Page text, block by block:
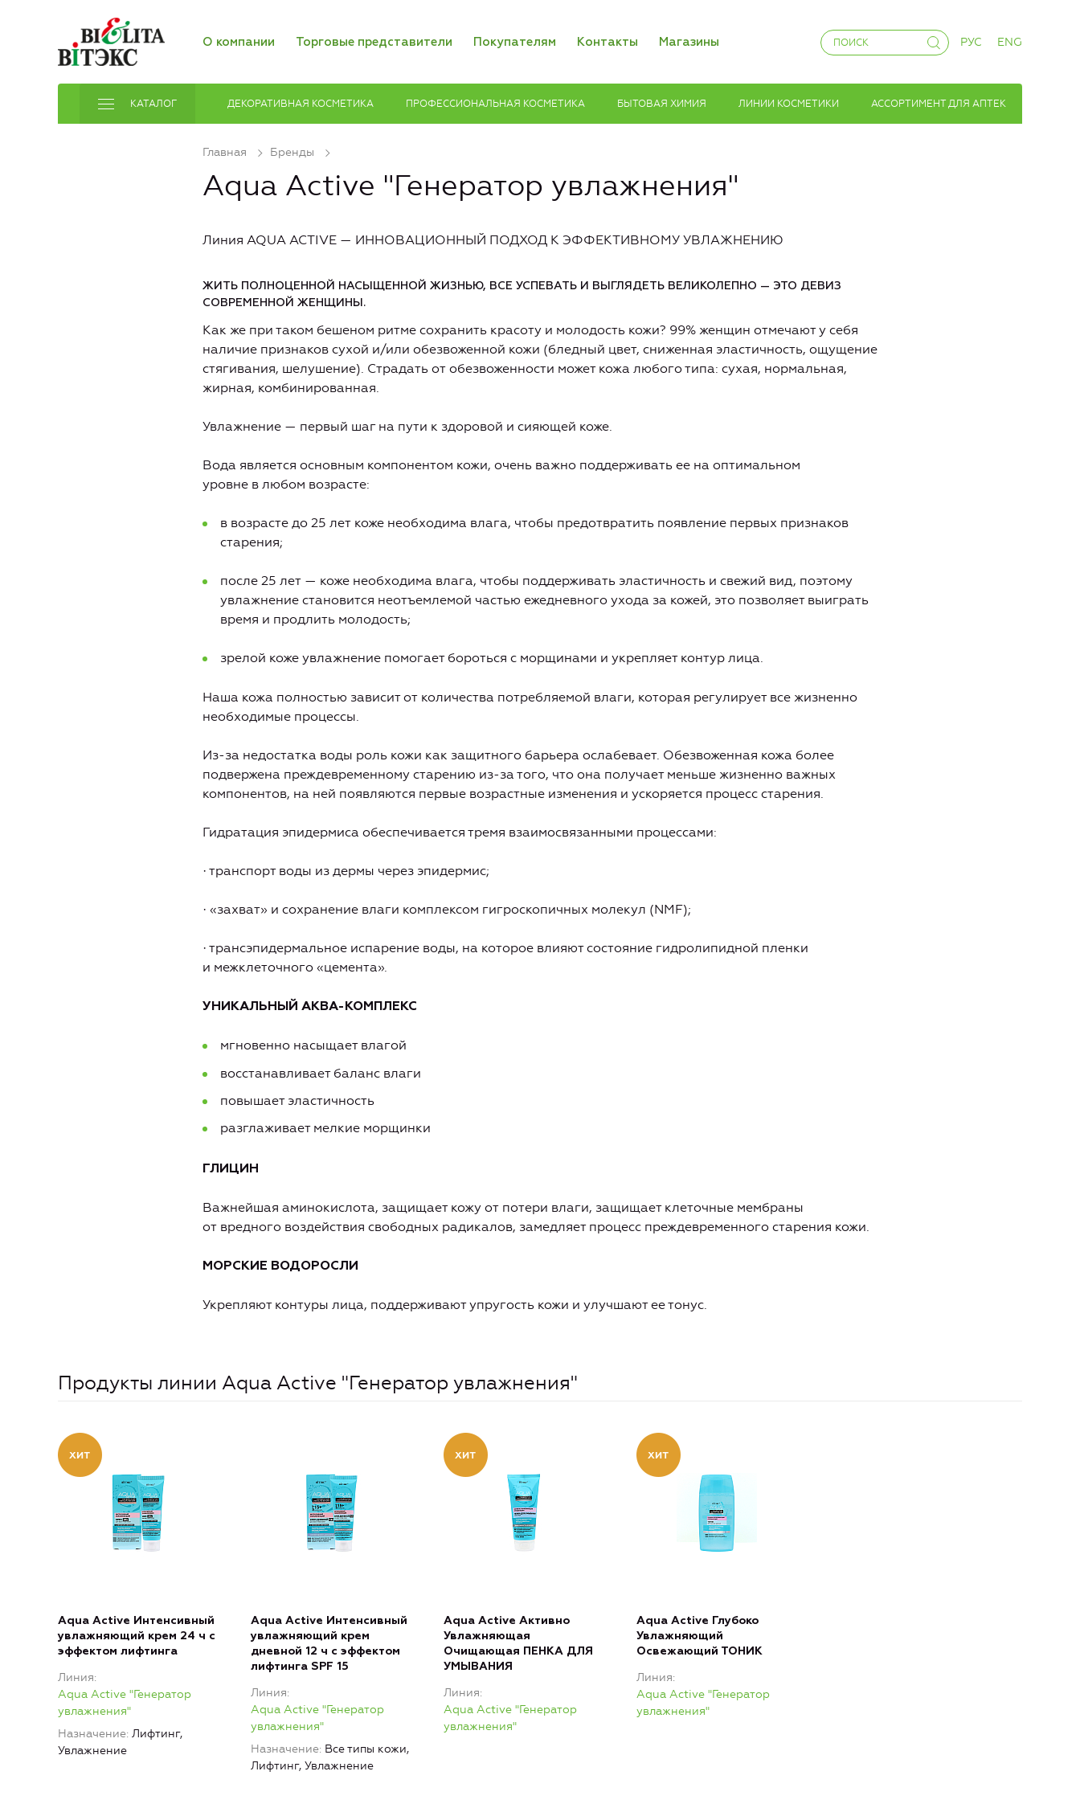
О компании Торговые представители Покупателям Контакты Магазины РУС ENG
КАТАЛОГ ДЕКОРАТИВНАЯ КОСМЕТИКА ПРОФЕССИОНАЛЬНАЯ КОСМЕТИКА БЫТОВАЯ ХИМИЯ ЛИНИИ КОСМЕТИКИ АССОРТИМЕНТ ДЛЯ АПТЕК
Главная Бренды
Aqua Active "Генератор увлажнения"
Линия AQUA ACTIVЕ — ИННОВАЦИОННЫЙ ПОДХОД К ЭФФЕКТИВНОМУ УВЛАЖНЕНИЮ
ЖИТЬ ПОЛНОЦЕННОЙ НАСЫЩЕННОЙ ЖИЗНЬЮ, ВСЕ УСПЕВАТЬ И ВЫГЛЯДЕТЬ ВЕЛИКОЛЕПНО — ЭТО ДЕВИЗ
СОВРЕМЕННОЙ ЖЕНЩИНЫ.
Как же при таком бешеном ритме сохранить красоту и молодость кожи? 99% женщин отмечают у себя
наличие признаков сухой и/или обезвоженной кожи (бледный цвет, сниженная эластичность, ощущение
стягивания, шелушение). Страдать от обезвоженности может кожа любого типа: сухая, нормальная,
жирная, комбинированная.
Увлажнение — первый шаг на пути к здоровой и сияющей коже.
Вода является основным компонентом кожи, очень важно поддерживать ее на оптимальном
уровне в любом возрасте:
в возрасте до 25 лет коже необходима влага, чтобы предотвратить появление первых признаков
старения;
после 25 лет — коже необходима влага, чтобы поддерживать эластичность и свежий вид, поэтому
увлажнение становится неотъемлемой частью ежедневного ухода за кожей, это позволяет выиграть
время и продлить молодость;
зрелой коже увлажнение помогает бороться с морщинами и укрепляет контур лица.
Наша кожа полностью зависит от количества потребляемой влаги, которая регулирует все жизненно
необходимые процессы.
Из-за недостатка воды роль кожи как защитного барьера ослабевает. Обезвоженная кожа более
подвержена преждевременному старению из-за того, что она получает меньше жизненно важных
компонентов, на ней появляются первые возрастные изменения и ускоряется процесс старения.
Гидратация эпидермиса обеспечивается тремя взаимосвязанными процессами:
· транспорт воды из дермы через эпидермис;
· «захват» и сохранение влаги комплексом гигроскопичных молекул (NMF);
· трансэпидермальное испарение воды, на которое влияют состояние гидролипидной пленки
и межклеточного «цемента».
УНИКАЛЬНЫЙ АКВА-КОМПЛЕКС
мгновенно насыщает влагой
восстанавливает баланс влаги
повышает эластичность
разглаживает мелкие морщинки
ГЛИЦИН
Важнейшая аминокислота, защищает кожу от потери влаги, защищает клеточные мембраны
от вредного воздействия свободных радикалов, замедляет процесс преждевременного старения кожи.
МОРСКИЕ ВОДОРОСЛИ
Укрепляют контуры лица, поддерживают упругость кожи и улучшают ее тонус.
Продукты линии Aqua Active "Генератор увлажнения"
Aqua Active Интенсивный
увлажняющий крем 24 ч с
эффектом лифтинга
Линия
Aqua Active "Генератор
увлажнения"
Назначение Лифтинг,
Увлажнение
Aqua Active Интенсивный
увлажняющий крем
дневной 12 ч с эффектом
лифтинга SPF 15
Линия
Aqua Active "Генератор
увлажнения"
Назначение Все типы кожи,
Лифтинг, Увлажнение
Aqua Active Активно
Увлажняющая
Очищающая ПЕНКА ДЛЯ
УМЫВАНИЯ
Линия
Aqua Active "Генератор
увлажнения"
Aqua Active Глубоко
Увлажняющий
Освежающий ТОНИК
Линия
Aqua Active "Генератор
увлажнения"